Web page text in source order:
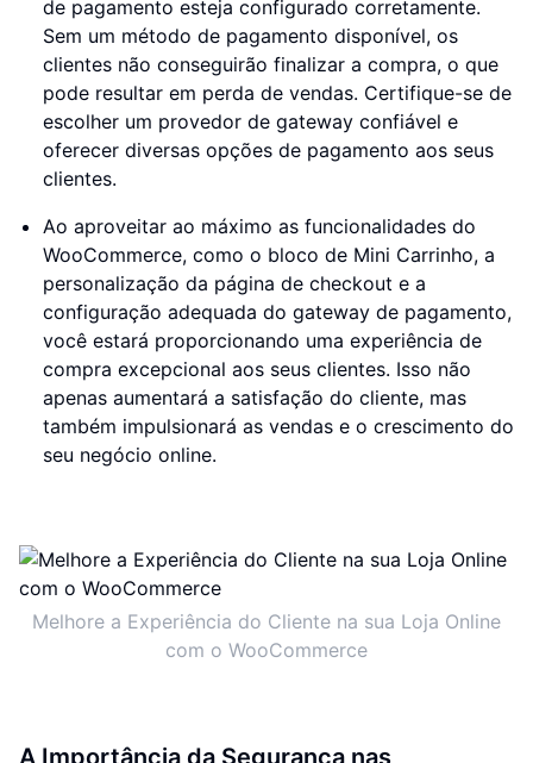
de pagamento esteja configurado corretamente.
Sem um método de pagamento disponível, os
clientes não conseguirão finalizar a compra, o que
pode resultar em perda de vendas. Certifique-se de
escolher um provedor de gateway confiável e
oferecer diversas opções de pagamento aos seus
clientes.
Ao aproveitar ao máximo as funcionalidades do
WooCommerce, como o bloco de Mini Carrinho, a
personalização da página de checkout e a
configuração adequada do gateway de pagamento,
você estará proporcionando uma experiência de
compra excepcional aos seus clientes. Isso não
apenas aumentará a satisfação do cliente, mas
também impulsionará as vendas e o crescimento do
seu negócio online.
Melhore a Experiência do Cliente na sua Loja Online
com o WooCommerce
A Importância da Segurança nas